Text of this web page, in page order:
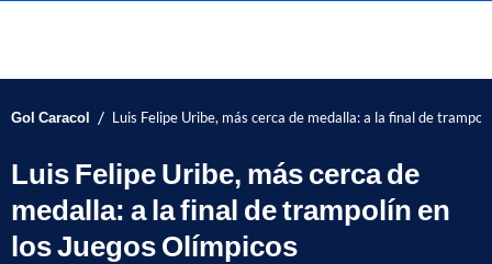
Gol Caracol / Luis Felipe Uribe, más cerca de medalla: a la final de
Luis Felipe Uribe, más cerca de
medalla: a la final de trampolín en
los Juegos Olímpicos